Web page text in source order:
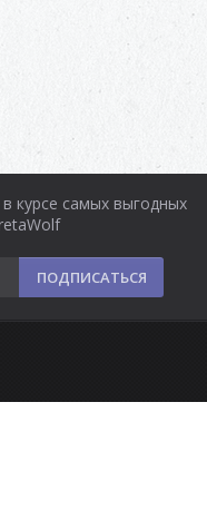
курсе самых выгодных
ПОДПИСАТЬСЯ